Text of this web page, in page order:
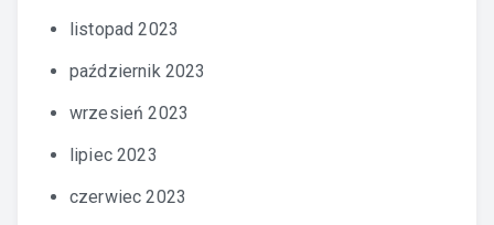
listopad 2023
październik 2023
wrzesień 2023
lipiec 2023
czerwiec 2023